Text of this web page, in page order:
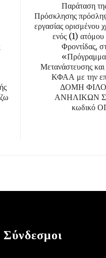
Παράταση
Πρόσκλησης
εργασίας ορισμένου
ενός (1)
Φροντίδας,
Μετανάστευσης
ΚΦΑΑ με την
ΔΟΜΗ
ΑΝΗΛΙΚΩΝ
κωδικό
Σύνδεσμοι